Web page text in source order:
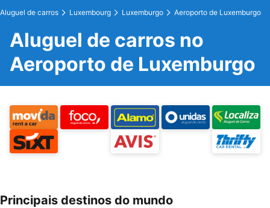
Aluguel de carros Luxembourg Luxemburgo Aeroporto de Luxemburgo
Aluguel de carros no
Aeroporto de Luxemburgo
Principais destinos do mundo